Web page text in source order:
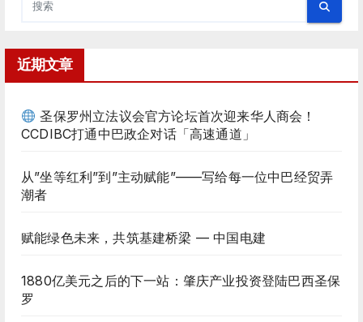
近期文章
圣保罗州立法议会官方论坛首次迎来华人商会！
CCDIBC打通中巴政企对话「高速通道」
从”坐等红利”到”主动赋能”——写给每一位中巴经贸弄
潮者
赋能绿色未来，共筑基建桥梁 — 中国电建
1880亿美元之后的下一站：肇庆产业投资登陆巴西圣保
罗